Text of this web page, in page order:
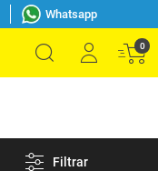
Whatsapp
0
Filtrar